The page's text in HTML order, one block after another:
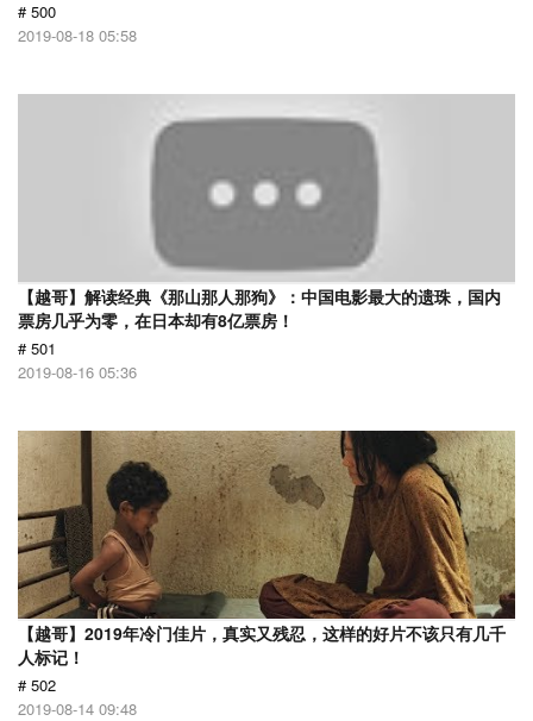
# 500
2019-08-18 05:58
【越哥】解读经典《那山那人那狗》：中国电影最大的遗珠，国内
票房几乎为零，在日本却有8亿票房！
# 501
2019-08-16 05:36
【越哥】2019年冷门佳片，真实又残忍，这样的好片不该只有几千
人标记！
# 502
2019-08-14 09:48